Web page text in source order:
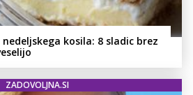
kosila: 8 sladic brez
ZADOVOLJNA.SI